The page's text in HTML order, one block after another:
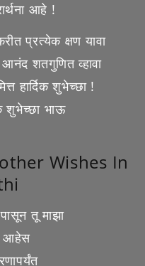
आहे !
प्रत्येक क्षण यावा
आनंद शतगुणित व्हावा
हार्दिक शुभेच्छा !
शुभेच्छा भाऊ
Wishes In
तू माझा
आहेस